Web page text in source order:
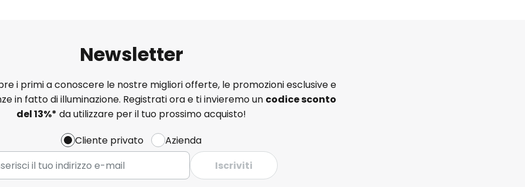
Newsletter
i primi a conoscere le nostre migliori offerte, le promozioni esclusive e
in fatto di illuminazione. Registrati ora e ti invieremo un codice sconto
del13%* da utilizzare per il tuo prossimo acquisto!
Cliente privato
Azienda
Iscriviti